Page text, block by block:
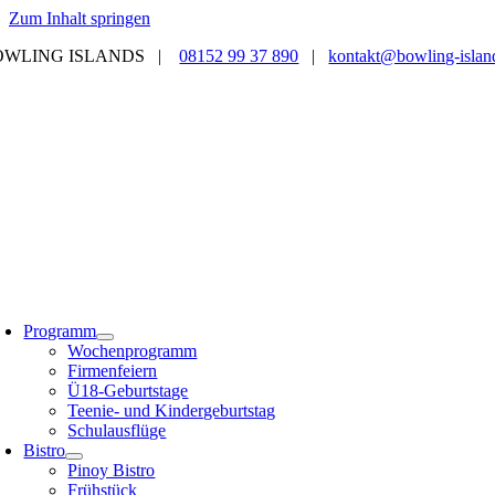
Zum Inhalt springen
ISLANDS |08152 99 37 890 |kontakt@bowling-
Programm
Wochenprogramm
Firmenfeiern
Ü18-Geburtstage
Teenie- und Kindergeburtstag
Schulausflüge
Bistro
Pinoy Bistro
Frühstück